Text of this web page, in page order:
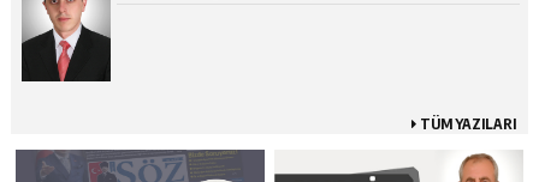
TÜM YAZILARI